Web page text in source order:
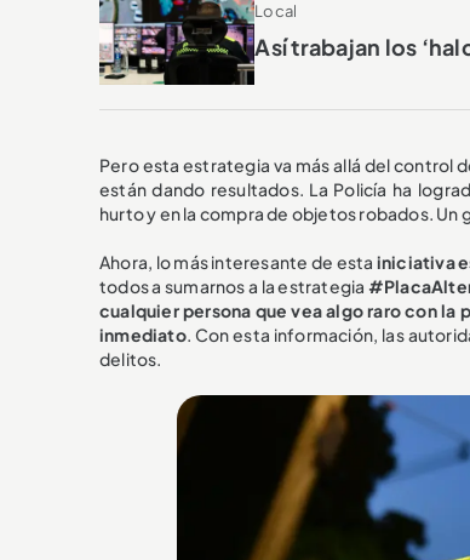
Local
Así trabajan los
Pero esta estrategia va más allá del control
están dando resultados. La Policía ha
hurto y en la compra de objetos robados.
Ahora, lo más interesante de esta iniciativa
todos a sumarnos a la estrategia
cualquier persona que vea algo raro con la
inmediato. Con esta información, las
delitos.